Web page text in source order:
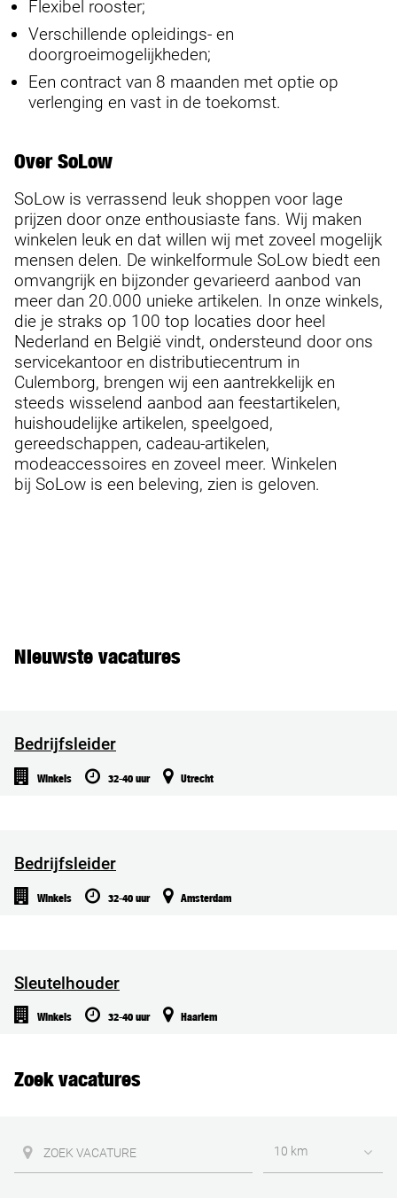
Flexibel rooster;
Verschillende opleidings- en
doorgroeimogelijkheden;
Een contract van 8 maanden met optie op
verlenging en vast in de toekomst.
Over SoLow
SoLow is verrassend leuk shoppen voor lage
prijzen door onze enthousiaste fans. Wij maken
winkelen leuk en dat willen wij met zoveel mogelijk
mensen delen. De winkelformule SoLow biedt een
omvangrijk en bijzonder gevarieerd aanbod van
meer dan 20.000 unieke artikelen. In onze winkels,
die je straks op 100 top locaties door heel
Nederland en België vindt, ondersteund door ons
servicekantoor en distributiecentrum in
Culemborg, brengen wij een aantrekkelijk en
steeds wisselend aanbod aan feestartikelen,
huishoudelijke artikelen, speelgoed,
gereedschappen, cadeau-artikelen,
modeaccessoires en zoveel meer. Winkelen
bij SoLow is een beleving, zien is geloven.
Nieuwste vacatures
Bedrijfsleider
Winkels 32-40 uur Utrecht
Bedrijfsleider
Winkels 32-40 uur Amsterdam
Sleutelhouder
Winkels 32-40 uur Haarlem
Zoek vacatures
10 km